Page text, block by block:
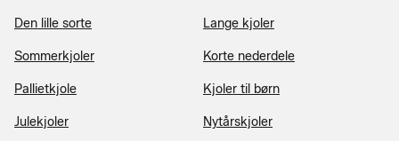
Den lille sorte Lange kjoler
Sommerkjoler Korte nederdele
Pallietkjole Kjoler til børn
Julekjoler Nytårskjoler